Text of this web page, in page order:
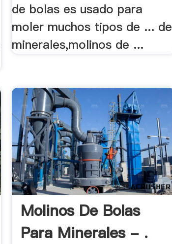
de bolas es usado para
moler muchos tipos de ... de
minerales,molinos de ...
Molinos De Bolas
Para Minerales - .